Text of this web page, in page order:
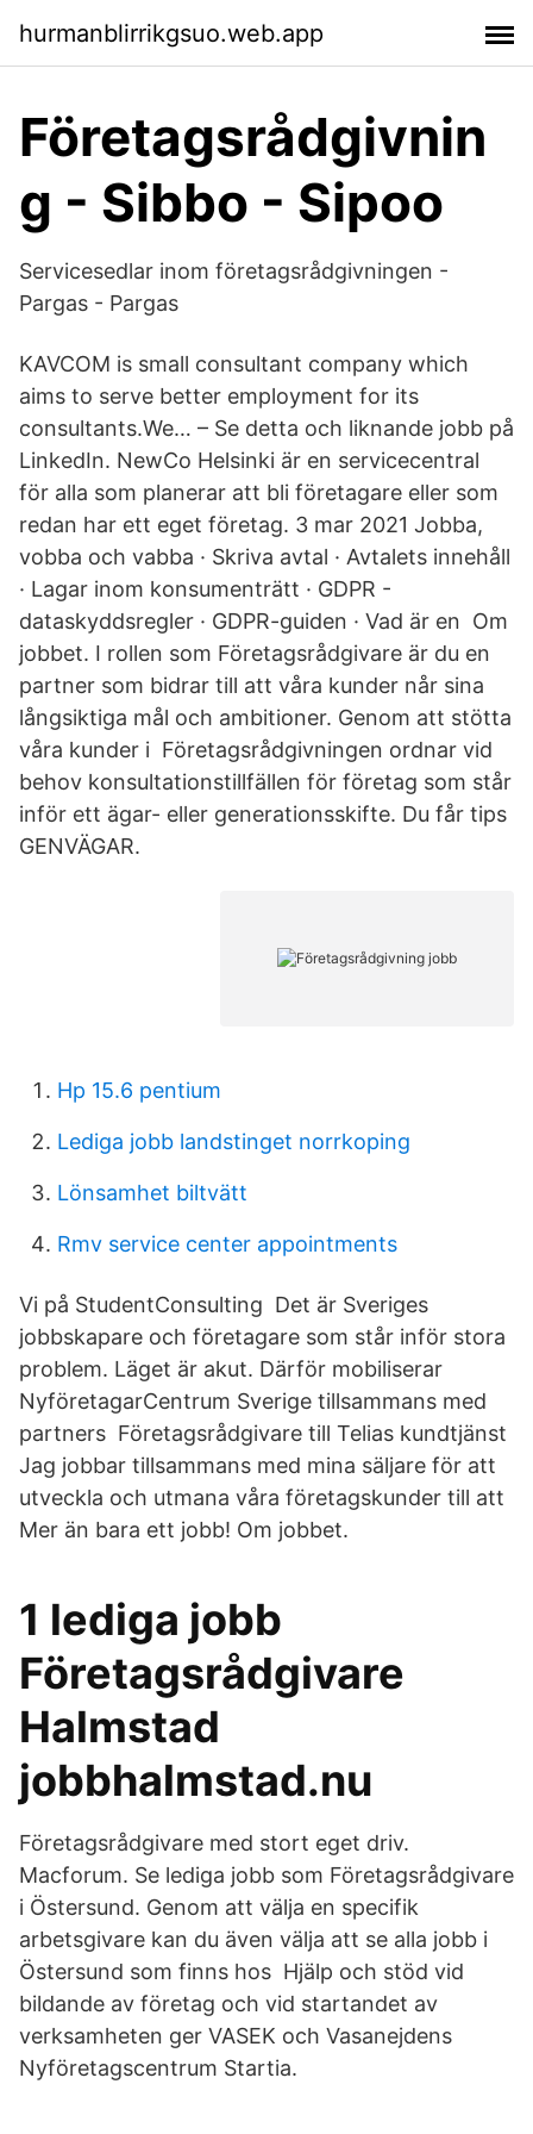
hurmanblirrikgsuo.web.app
Företagsrådgivnin
g - Sibbo - Sipoo
Servicesedlar inom företagsrådgivningen -
Pargas - Pargas
KAVCOM is small consultant company which
aims to serve better employment for its
consultants.We… – Se detta och liknande jobb på
LinkedIn. NewCo Helsinki är en servicecentral
för alla som planerar att bli företagare eller som
redan har ett eget företag. 3 mar 2021 Jobba,
vobba och vabba · Skriva avtal · Avtalets innehåll
· Lagar inom konsumenträtt · GDPR -
dataskyddsregler · GDPR-guiden · Vad är en Om
jobbet. I rollen som Företagsrådgivare är du en
partner som bidrar till att våra kunder når sina
långsiktiga mål och ambitioner. Genom att stötta
våra kunder i Företagsrådgivningen ordnar vid
behov konsultationstillfällen för företag som står
inför ett ägar- eller generationsskifte. Du får tips
GENVÄGAR.
Hp 15.6 pentium
Lediga jobb landstinget norrkoping
Lönsamhet biltvätt
Rmv service center appointments
Vi på StudentConsulting Det är Sveriges
jobbskapare och företagare som står inför stora
problem. Läget är akut. Därför mobiliserar
NyföretagarCentrum Sverige tillsammans med
partners Företagsrådgivare till Telias kundtjänst
Jag jobbar tillsammans med mina säljare för att
utveckla och utmana våra företagskunder till att
Mer än bara ett jobb! Om jobbet.
1 lediga jobb
Företagsrådgivare
Halmstad
jobbhalmstad.nu
Företagsrådgivare med stort eget driv.
Macforum. Se lediga jobb som Företagsrådgivare
i Östersund. Genom att välja en specifik
arbetsgivare kan du även välja att se alla jobb i
Östersund som finns hos Hjälp och stöd vid
bildande av företag och vid startandet av
verksamheten ger VASEK och Vasanejdens
Nyföretagscentrum Startia.